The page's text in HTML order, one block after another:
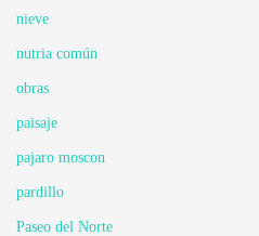
nieve
nutria común
obras
paisaje
pajaro moscon
pardillo
Paseo del Norte